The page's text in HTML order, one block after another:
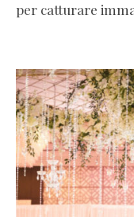
per catturare